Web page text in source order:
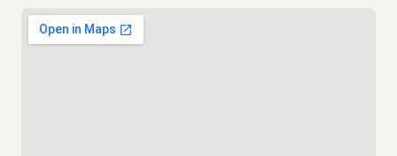
Cómo llegar